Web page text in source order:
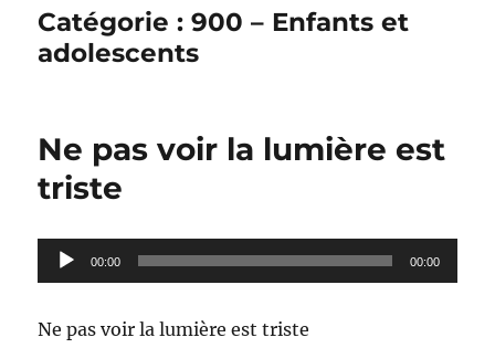
Catégorie :900 – Enfants et
adolescents
Ne pas voir la lumière est
triste
Lecteur
audio
00:00 00:00
Ne pas voir la lumière est triste